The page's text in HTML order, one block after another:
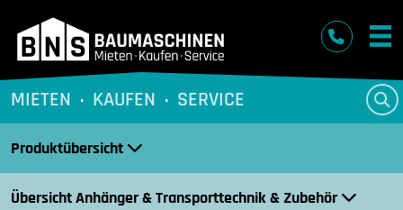
MIETEN KAUFEN SERVICE
Produktübersicht
Übersicht Anhänger & Transporttechnik & Zubehör